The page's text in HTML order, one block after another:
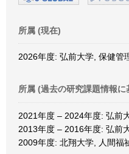
所属 (現在)
2026年度: 弘前大学, 保健管
所属 (過去の研究課題情報に
2021年度 – 2024年度: 弘前
2013年度 – 2016年度: 弘前
2009年度: 北翔大学, 人間